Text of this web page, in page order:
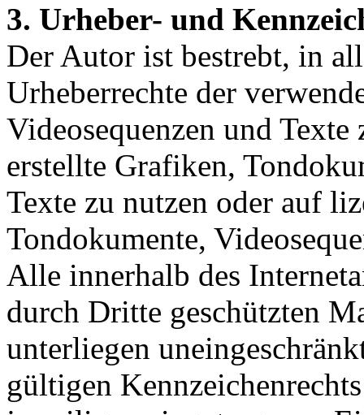
3. Urheber- und
Der Autor ist bestrebt, in
Urheberrechte der
Videosequenzen und
erstellte Grafiken,
Texte zu nutzen oder auf
Tondokumente,
Alle innerhalb des
durch Dritte geschützten
unterliegen
gültigen